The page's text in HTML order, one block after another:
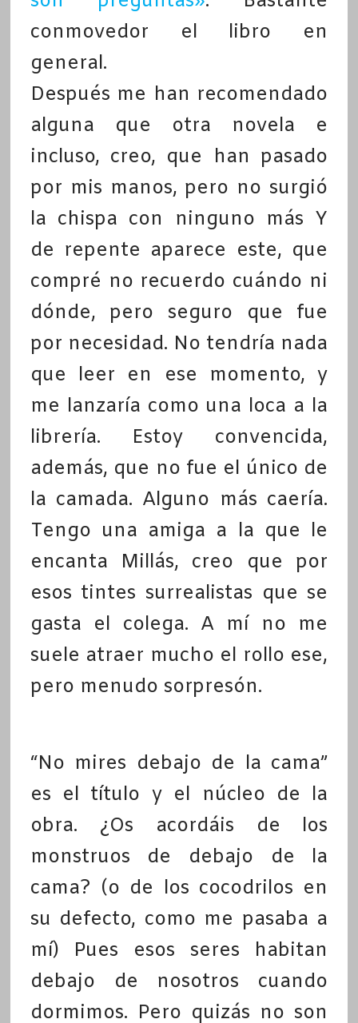
conmovedor el libro en
general.
Después me han recomendado
alguna que otra novela e
incluso, creo, que han pasado
por mis manos, pero no surgió
la chispa con ninguno más Y
de repente aparece este, que
compré no recuerdo cuándo ni
dónde, pero seguro que fue
por necesidad. No tendría nada
que leer en ese momento, y
me lanzaría como una loca a la
librería. Estoy convencida,
además, que no fue el único de
la camada. Alguno más caería.
Tengo una amiga a la que le
encanta Millás, creo que por
esos tintes surrealistas que se
gasta el colega. A mí no me
suele atraer mucho el rollo ese,
pero menudo sorpresón.
“No mires debajo de la cama”
es el título y el núcleo de la
obra. ¿Os acordáis de los
monstruos de debajo de la
cama? (o de los cocodrilos en
su defecto, como me pasaba a
mí) Pues esos seres habitan
debajo de nosotros cuando
dormimos. Pero quizás no son